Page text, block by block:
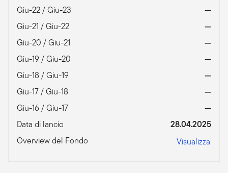
Giu-22 / Giu-23
—
Giu-21 / Giu-22
—
Giu-20 / Giu-21
—
Giu-19 / Giu-20
—
Giu-18 / Giu-19
—
Giu-17 / Giu-18
—
Giu-16 / Giu-17
—
Data di lancio
28.04.2025
Overview del Fondo
Visualizza